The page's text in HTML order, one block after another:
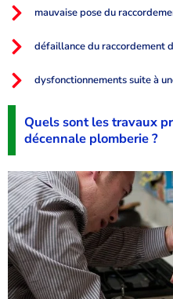
mauvaise pose du
défaillance du raccordement
dysfonctionnements suite à
Quels sont les travaux
décennale plomberie ?